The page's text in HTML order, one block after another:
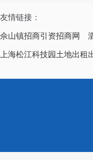
友情链接：
佘山镇招商引资招商网
上海松江科技园土地出租